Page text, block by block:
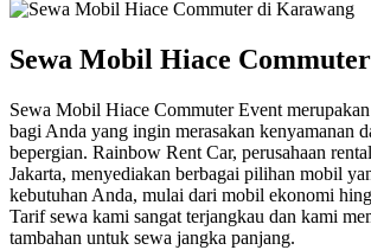
Sewa Mobil Hiace
Sewa Mobil Hiace Commuter Event
bagi Anda yang ingin merasakan kenyamanan
bepergian. Rainbow Rent Car, perusahaan
Jakarta, menyediakan berbagai pilihan mobil
kebutuhan Anda, mulai dari mobil ekonomi
Tarif sewa kami sangat terjangkau dan kami
tambahan untuk sewa jangka panjang.